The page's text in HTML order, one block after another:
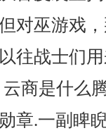
对巫游戏
往战士们
商是什么
章.一副睥